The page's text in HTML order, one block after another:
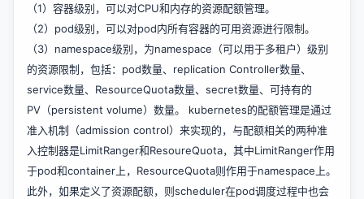
（1）容器级别，可以对CPU和内存的资源配额管理。
（2）pod级别，可以对pod内所有容器的可用资源进行限制。
（3）namespace级别，为namespace（可以用于多租户）级别
的资源限制，包括：pod数量、replication Controller数量、
service数量、ResourceQuota数量、secret数量、可持有的
PV（persistent volume）数量。 kubernetes的配额管理是通过
准入机制（admission control）来实现的，与配额相关的两种准
入控制器是LimitRanger和ResoureQuota，其中LimitRanger作用
于pod和container上，ResourceQuota则作用于namespace上。
此外，如果定义了资源配额，则scheduler在pod调度过程中也会